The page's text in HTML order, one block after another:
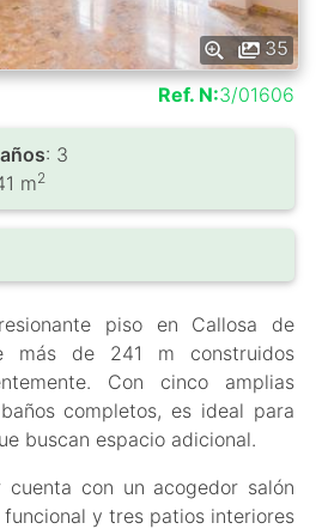
35
Ref. N:3/01606
: 3
m2
piso en Callosa de
más de 241 m construidos
Con cinco amplias
completos, es ideal para
buscan espacio adicional.
cuenta con un acogedor salón
funcional y tres patios interiores